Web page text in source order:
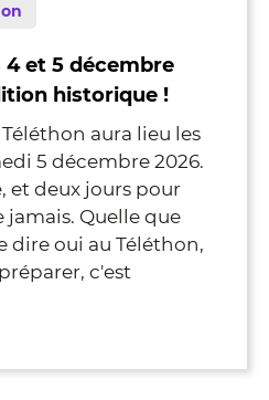
4 et 5 décembre
historique !
aura lieu les
5 décembre 2026.
et deux jours pour
Quelle que
dire oui au Téléthon,
c'est